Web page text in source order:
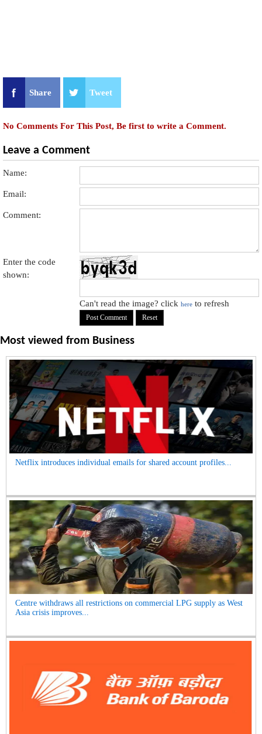
Share Tweet
No Comments For This Post, Be first to write a Comment.
Leave a Comment
Name:
Email:
Comment:
Enter the code
shown:
Can't read the image? clickhere to refresh
Most viewed from Business
Netflix introduces individual emails for shared account profiles...
Centre withdraws all restrictions on commercial LPG supply as West
Asia crisis improves...